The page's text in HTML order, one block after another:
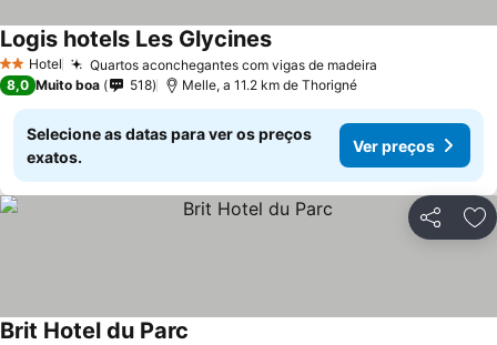
2 Estrelas
Hotel Quartos aconchegantes com vigas de madeira
Logis hotels Les Glycines
8,0 Muito boa 518 Melle, a 11.2 km de Thorigné
Selecione as datas para ver os preços
exatos.
Ver preços
Partilhar
Brit Hotel du Parc